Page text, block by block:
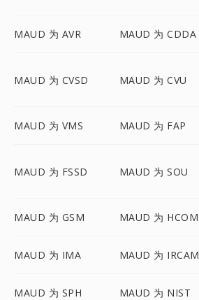
MAUD 为 AVR MAUD 为 CDDA
MAUD 为 CVSD MAUD 为 CVU
MAUD 为 VMS MAUD 为 FAP
MAUD 为 FSSD MAUD 为 SOU
MAUD 为 GSM MAUD 为 HCOM
MAUD 为 IMA MAUD 为 IRCAM
MAUD 为 SPH MAUD 为 NIST